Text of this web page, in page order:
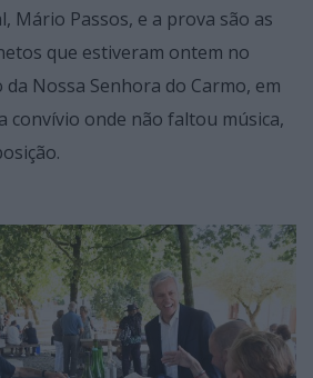
Mário Passos, e a prova são as
que estiveram ontem no
Nossa Senhora do Carmo, em
convívio onde não faltou música,